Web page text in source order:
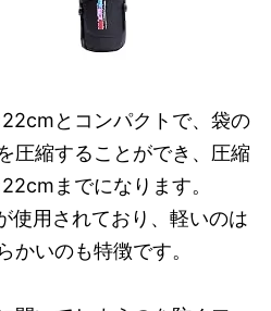
とコンパクトで、袋の
圧縮することができ、圧縮
までになります。
使用されており、軽いのは
かいのも特徴です。